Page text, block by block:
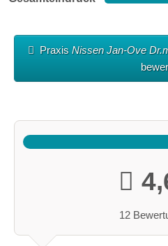
PraxisNissen Jan-Ove
12